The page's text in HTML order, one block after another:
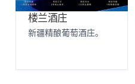
楼兰酒庄
新疆精酿葡萄酒庄。